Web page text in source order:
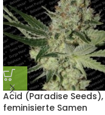
Acid (Paradise Seeds),
feminisierte Samen